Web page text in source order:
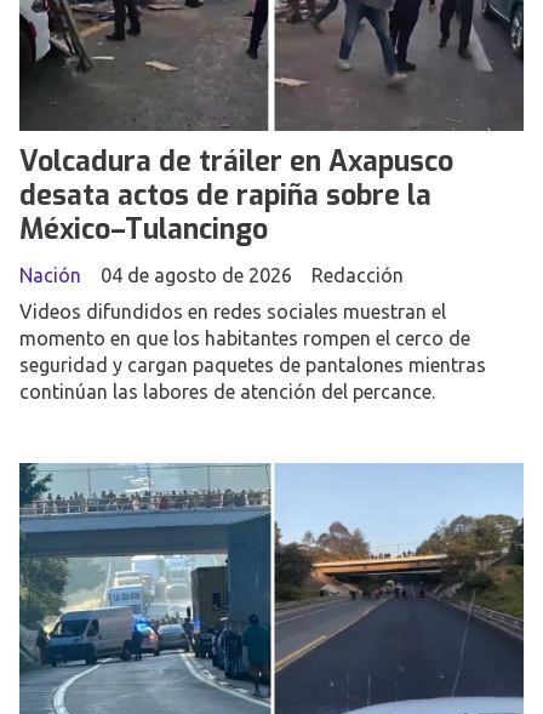
Volcadura de tráiler en Axapusco
desata actos de rapiña sobre la
México–Tulancingo
Redacción
Nación
04 de agosto de 2026
Videos difundidos en redes sociales muestran el
momento en que los habitantes rompen el cerco de
seguridad y cargan paquetes de pantalones mientras
continúan las labores de atención del percance.